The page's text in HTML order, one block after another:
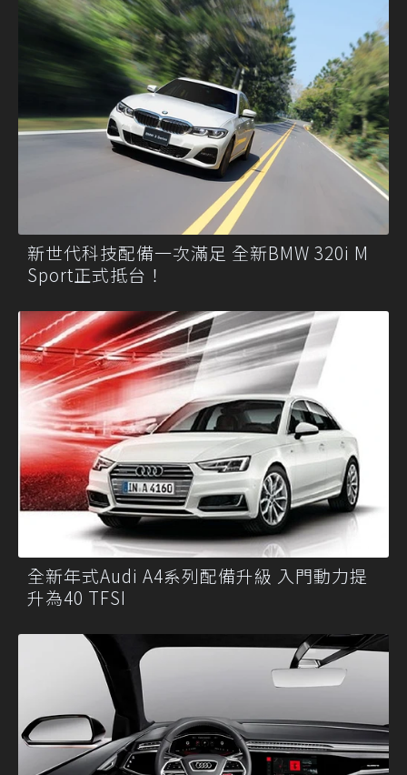
新世代科技配備一次滿足 全新BMW 320i M
Sport正式抵台！
全新年式Audi A4系列配備升級 入門動力提
升為40 TFSI